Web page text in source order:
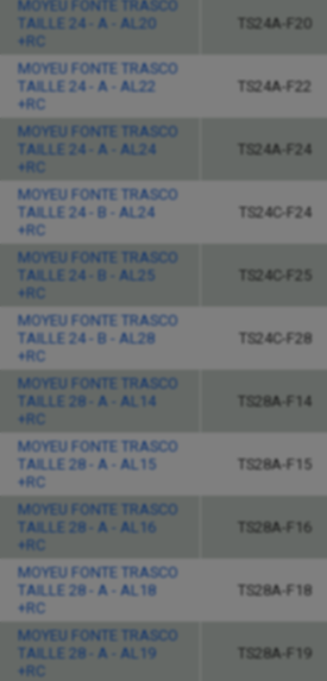
MOYEU FONTE TRASCO
TAILLE 24 - A - AL20
+RC
TS24A-F20
MOYEU FONTE TRASCO
TAILLE 24 - A - AL22
+RC
TS24A-F22
MOYEU FONTE TRASCO
TAILLE 24 - A - AL24
+RC
TS24A-F24
MOYEU FONTE TRASCO
TAILLE 24 - B - AL24
+RC
TS24C-F24
MOYEU FONTE TRASCO
TAILLE 24 - B - AL25
+RC
TS24C-F25
MOYEU FONTE TRASCO
TAILLE 24 - B - AL28
+RC
TS24C-F28
MOYEU FONTE TRASCO
TAILLE 28 - A - AL14
+RC
TS28A-F14
MOYEU FONTE TRASCO
TAILLE 28 - A - AL15
+RC
TS28A-F15
MOYEU FONTE TRASCO
TAILLE 28 - A - AL16
+RC
TS28A-F16
MOYEU FONTE TRASCO
TAILLE 28 - A - AL18
+RC
TS28A-F18
MOYEU FONTE TRASCO
TAILLE 28 - A - AL19
+RC
TS28A-F19